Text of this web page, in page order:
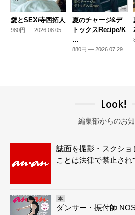
愛とSEX/寺西拓人
980円 — 2026.08.05
夏のチャージ&デ
トックスRecipe/K
…
880円 — 2026.07.29
Look!
編集部からのお
誌面を撮影・スクシ
ことは法律で禁止され
本
ダンサー・振付師